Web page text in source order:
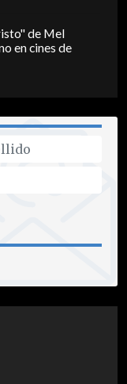
de Mel
en cines de